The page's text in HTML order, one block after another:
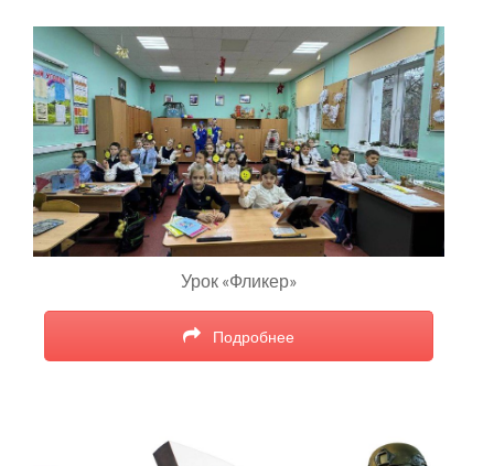
Урок «Фликер»
Подробнее